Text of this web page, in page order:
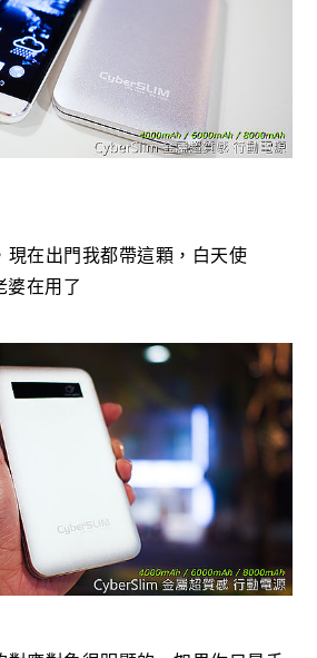
現在出門我都帶這顆，白天使
在用了